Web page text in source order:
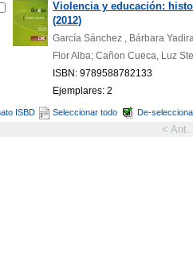
Violencia y educación:
(2012)
García Sánchez , Bárbara
Flor Alba; Cañon Cueca, Luz
ISBN: 9789588782133
Ejemplares: 2
ISBD Seleccionar todo De-
< Ant.